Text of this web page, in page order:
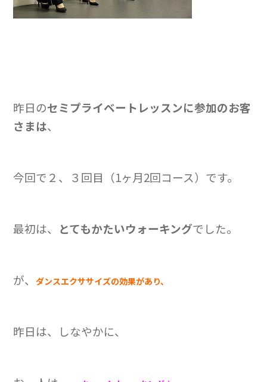
昨日のセミプライベートレッスンに参加のお客
さまは、
今回で２、３回目（1ヶ月2回コース）です。
最初は、 とてもかたいウォーキングでした。
が、ダンスエクササイズの効果があり、
昨日は、しなやかに、